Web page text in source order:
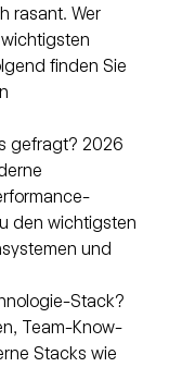
rasant. Wer
finden Sie
gefragt? 2026
den wichtigsten
und
Stack?
Team-Know-
Stacks wie